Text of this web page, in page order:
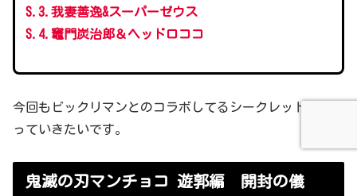
S.3.我妻善逸&スーパーゼウス
S.4.竈門炭治郎＆ヘッドロココ
今回もビックリマンとのコラボしてるシークレット枠を狙
っていきたいです。
鬼滅の刃マンチョコ 遊郭編 開封の儀